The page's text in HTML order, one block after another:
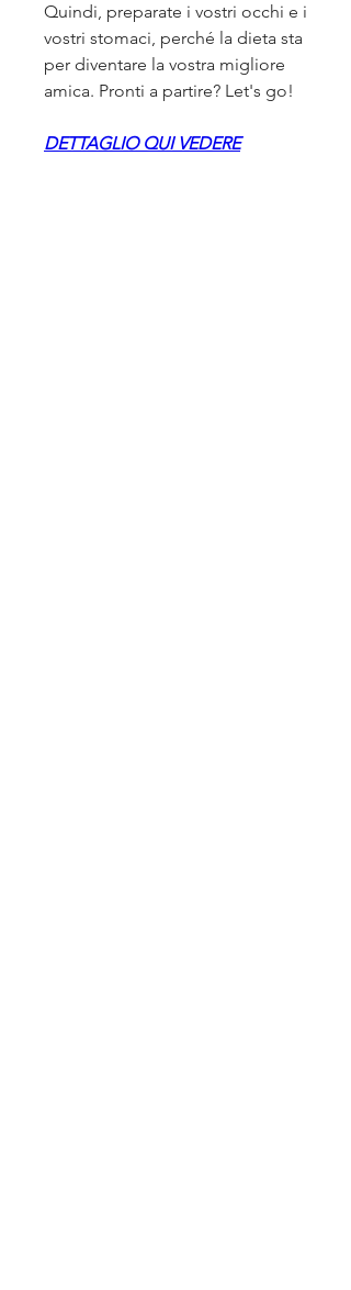
Quindi, preparate i vostri occhi e i
vostri stomaci, perché la dieta sta
per diventare la vostra migliore
amica. Pronti a partire? Let's go!
DETTAGLIO QUI VEDERE